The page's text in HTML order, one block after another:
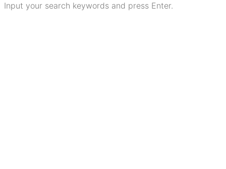
Input your search keywords and press Enter.